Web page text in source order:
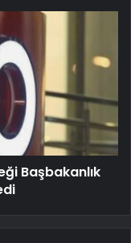
Başbakanlık